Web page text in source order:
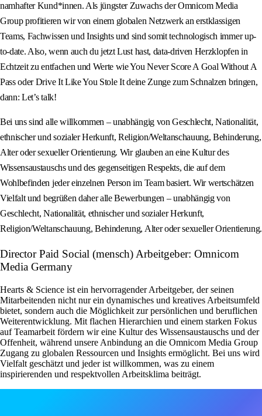
namhafter Kund*innen. Als jüngster Zuwachs der Omnicom Media
Group profitieren wir von einem globalen Netzwerk an erstklassigen
Teams, Fachwissen und Insights und sind somit technologisch immer up-
to-date. Also, wenn auch du jetzt Lust hast, data-driven Herzklopfen in
Echtzeit zu entfachen und Werte wie You Never Score A Goal Without A
Pass oder Drive It Like You Stole It deine Zunge zum Schnalzen bringen,
dann: Let’s talk!
Bei uns sind alle willkommen – unabhängig von Geschlecht, Nationalität,
ethnischer und sozialer Herkunft, Religion/Weltanschauung, Behinderung,
Alter oder sexueller Orientierung. Wir glauben an eine Kultur des
Wissensaustauschs und des gegenseitigen Respekts, die auf dem
Wohlbefinden jeder einzelnen Person im Team basiert. Wir wertschätzen
Vielfalt und begrüßen daher alle Bewerbungen – unabhängig von
Geschlecht, Nationalität, ethnischer und sozialer Herkunft,
Religion/Weltanschauung, Behinderung, Alter oder sexueller Orientierung.
Director Paid Social (mensch) Arbeitgeber: Omnicom
Media Germany
Hearts & Science ist ein hervorragender Arbeitgeber, der seinen
Mitarbeitenden nicht nur ein dynamisches und kreatives Arbeitsumfeld
bietet, sondern auch die Möglichkeit zur persönlichen und beruflichen
Weiterentwicklung. Mit flachen Hierarchien und einem starken Fokus
auf Teamarbeit fördern wir eine Kultur des Wissensaustauschs und der
Offenheit, während unsere Anbindung an die Omnicom Media Group
Zugang zu globalen Ressourcen und Insights ermöglicht. Bei uns wird
Vielfalt geschätzt und jeder ist willkommen, was zu einem
inspirierenden und respektvollen Arbeitsklima beiträgt.